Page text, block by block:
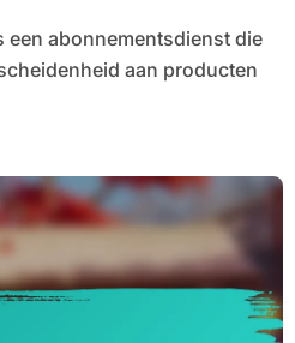
aan producten